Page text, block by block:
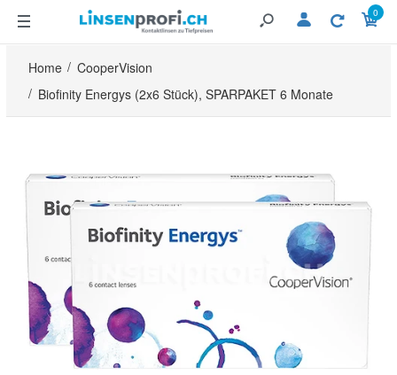
0
Home
CooperVision
Biofinity Energys (2x6 Stück), SPARPAKET 6 Monate